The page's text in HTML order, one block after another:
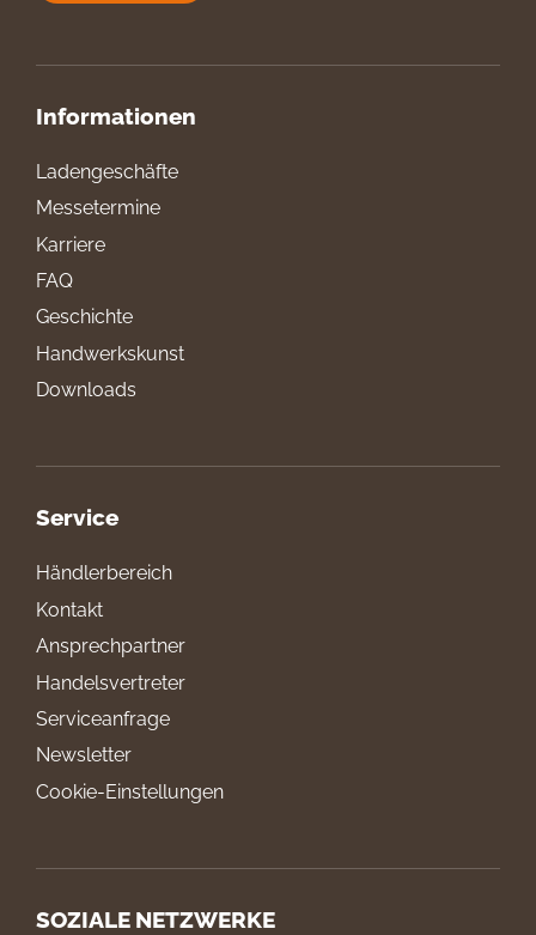
Informationen
Ladengeschäfte
Messetermine
Karriere
FAQ
Geschichte
Handwerkskunst
Downloads
Service
Händlerbereich
Kontakt
Ansprechpartner
Handelsvertreter
Serviceanfrage
Newsletter
Cookie-Einstellungen
SOZIALE NETZWERKE